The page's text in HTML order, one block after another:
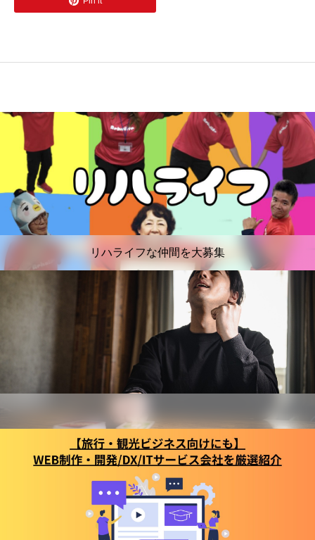
リハライフな仲間を大募集